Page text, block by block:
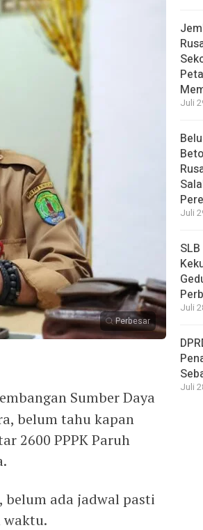
Perbesar
Sumber Daya
belum tahu kapan
2600 PPPK Paruh
belum ada jadwal pasti
waktu.
Juli
Juli
Juli
Juli